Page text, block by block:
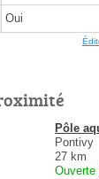
Oui
Pôle
Pontivy
27 km
Ouverte